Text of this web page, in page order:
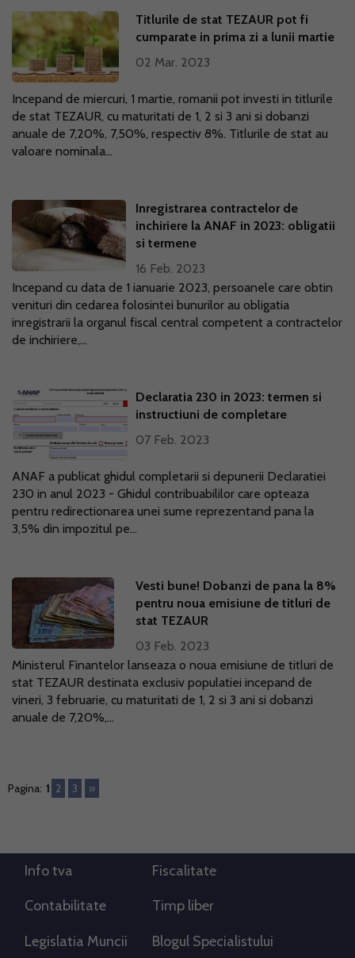
Titlurile de stat TEZAUR pot fi
cumparate in prima zi a lunii martie
02 Mar. 2023
Incepand de miercuri, 1 martie, romanii pot investi in titlurile
de stat TEZAUR, cu maturitati de 1, 2 si 3 ani si dobanzi
anuale de 7,20%, 7,50%, respectiv 8%. Titlurile de stat au
valoare nominala...
Inregistrarea contractelor de
inchiriere la ANAF in 2023: obligatii
si termene
16 Feb. 2023
Incepand cu data de 1 ianuarie 2023, persoanele care obtin
venituri din cedarea folosintei bunurilor au obligatia
inregistrarii la organul fiscal central competent a contractelor
de inchiriere,...
Declaratia 230 in 2023: termen si
instructiuni de completare
07 Feb. 2023
ANAF a publicat ghidul completarii si depunerii Declaratiei
230 in anul 2023 - Ghidul contribuabililor care opteaza
pentru redirectionarea unei sume reprezentand pana la
3,5% din impozitul pe...
Vesti bune! Dobanzi de pana la 8%
pentru noua emisiune de titluri de
stat TEZAUR
03 Feb. 2023
Ministerul Finantelor lanseaza o noua emisiune de titluri de
stat TEZAUR destinata exclusiv populatiei incepand de
vineri, 3 februarie, cu maturitati de 1, 2 si 3 ani si dobanzi
anuale de 7,20%,...
Pagina: 1 2 3 »
Info tva Fiscalitate
Contabilitate Timp liber
Legislatia Muncii Blogul Specialistului